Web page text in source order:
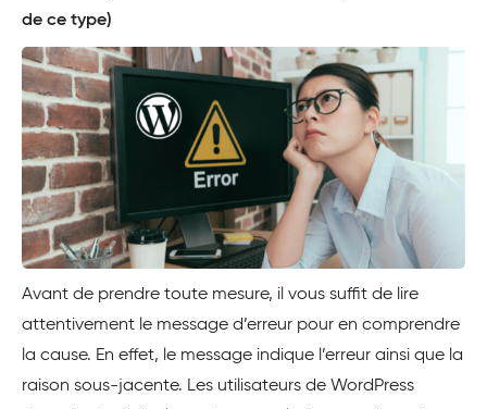
de ce type)
Avant de prendre toute mesure, il vous suffit de lire
attentivement le message d’erreur pour en comprendre
la cause. En effet, le message indique l’erreur ainsi que la
raison sous-jacente. Les utilisateurs de WordPress